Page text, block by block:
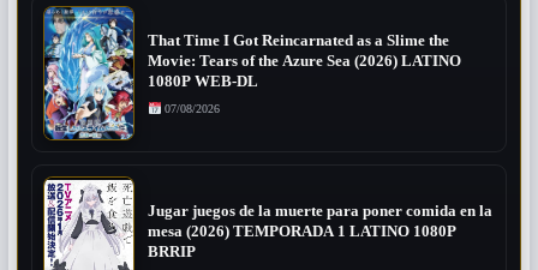
That Time I Got Reincarnated as a Slime the
Movie: Tears of the Azure Sea (2026) LATINO
1080P WEB-DL
07/08/2026
Jugar juegos de la muerte para poner comida en la
mesa (2026) TEMPORADA 1 LATINO 1080P
BRRIP